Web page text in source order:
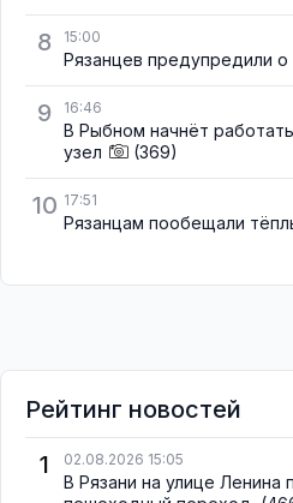
8 15:00
Рязанцев предупредили о
9 16:46
В Рыбном начнёт
узел
(369)
10 17:51
Рязанцам пообещали
Рейтинг новостей
1
02.08.2026 15:05
В Рязани на улице Ленина